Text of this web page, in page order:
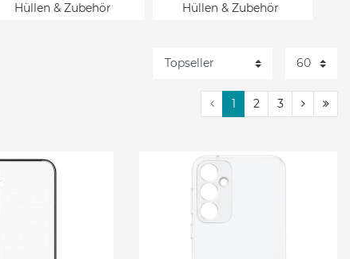
Hüllen & Zubehör
Hüllen & Zubehör
Hüllen & Zubehör
& Zubehör
Samsung Galaxy Z Flip4
Samsung Galaxy Z Flip3 5G
Hüllen & Zubehör
1 2 3